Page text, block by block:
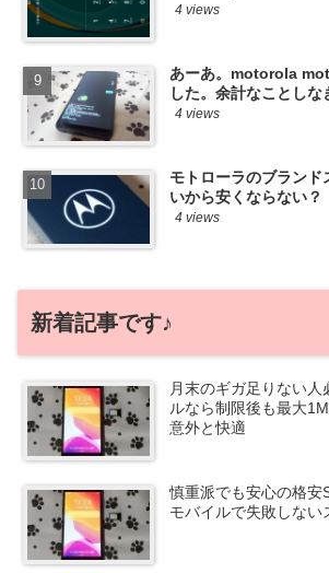
4 views
あーあ。motorola
した。余計なことしな
4 views
モトローラのブランド
いから安くならない？
4 views
新着記事です♪
月末のギガ足りない人
ルなら制限後も最大
意外と快適
慎重派でも安心の格安
モバイルで失敗しない